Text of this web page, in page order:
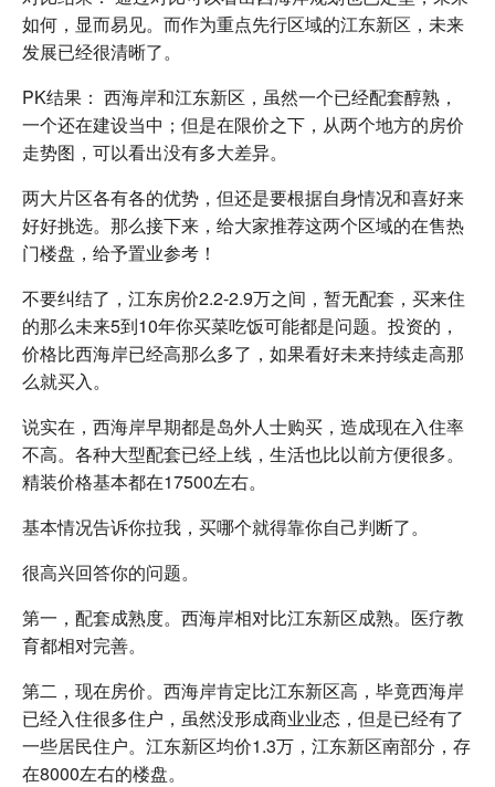
如何，显而易见。而作为重点先行区域的江东新区，未来
发展已经很清晰了。
PK结果： 西海岸和江东新区，虽然一个已经配套醇熟，
一个还在建设当中；但是在限价之下，从两个地方的房价
走势图，可以看出没有多大差异。
两大片区各有各的优势，但还是要根据自身情况和喜好来
好好挑选。那么接下来，给大家推荐这两个区域的在售热
门楼盘，给予置业参考！
不要纠结了，江东房价2.2-2.9万之间，暂无配套，买来住
的那么未来5到10年你买菜吃饭可能都是问题。投资的，
价格比西海岸已经高那么多了，如果看好未来持续走高那
么就买入。
说实在，西海岸早期都是岛外人士购买，造成现在入住率
不高。各种大型配套已经上线，生活也比以前方便很多。
精装价格基本都在17500左右。
基本情况告诉你拉我，买哪个就得靠你自己判断了。
很高兴回答你的问题。
第一，配套成熟度。西海岸相对比江东新区成熟。医疗教
育都相对完善。
第二，现在房价。西海岸肯定比江东新区高，毕竟西海岸
已经入住很多住户，虽然没形成商业业态，但是已经有了
一些居民住户。江东新区均价1.3万，江东新区南部分，存
在8000左右的楼盘。